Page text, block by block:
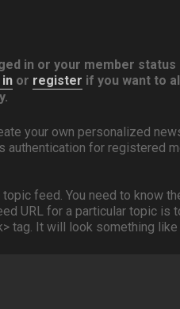
in or your member
inor register if you want to
your own personalized
authentication for registered
feed. You need to know
URL for a particular topic is
tag. It will look something